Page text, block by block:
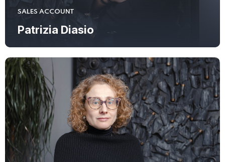
SALES ACCOUNT
Patrizia Diasio